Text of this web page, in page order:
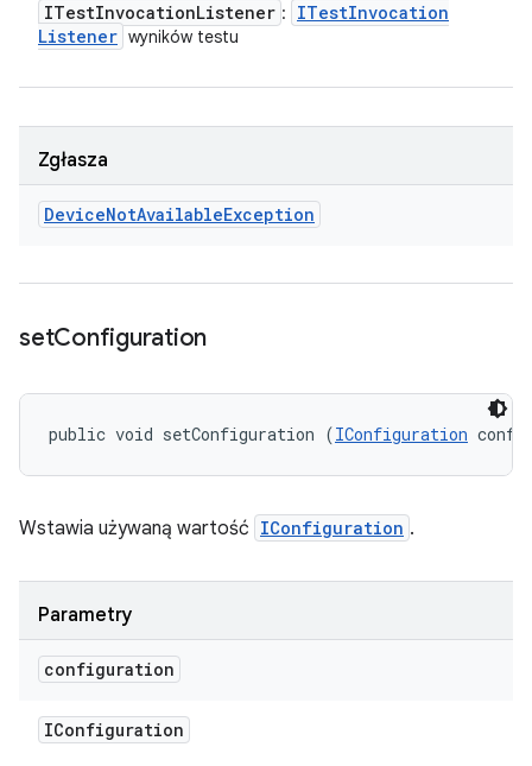
ITestInvocationListener : ITestInvocation
Listener wyników testu
Zgłasza
DeviceNotAvailableException
setConfiguration
public void setConfiguration (IConfiguration
Wstawia używaną wartość IConfiguration .
Parametry
configuration
IConfiguration